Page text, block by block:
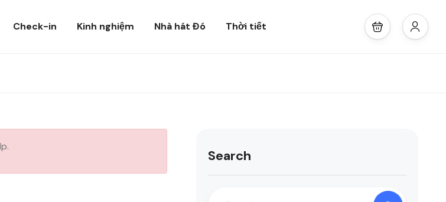
Check-in Kinh nghiệm Nhà hát Đó Thời tiết
Search